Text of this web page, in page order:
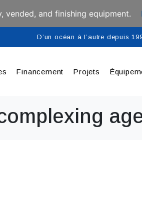
vended, and finishing equipment.
D’un océan à l’autre depuis
Financement Projets